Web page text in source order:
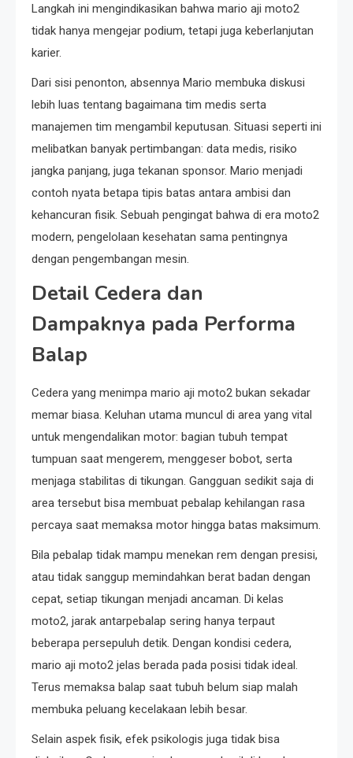
Langkah ini mengindikasikan bahwa mario aji moto2
tidak hanya mengejar podium, tetapi juga keberlanjutan
karier.
Dari sisi penonton, absennya Mario membuka diskusi
lebih luas tentang bagaimana tim medis serta
manajemen tim mengambil keputusan. Situasi seperti ini
melibatkan banyak pertimbangan: data medis, risiko
jangka panjang, juga tekanan sponsor. Mario menjadi
contoh nyata betapa tipis batas antara ambisi dan
kehancuran fisik. Sebuah pengingat bahwa di era moto2
modern, pengelolaan kesehatan sama pentingnya
dengan pengembangan mesin.
Detail Cedera dan
Dampaknya pada Performa
Balap
Cedera yang menimpa mario aji moto2 bukan sekadar
memar biasa. Keluhan utama muncul di area yang vital
untuk mengendalikan motor: bagian tubuh tempat
tumpuan saat mengerem, menggeser bobot, serta
menjaga stabilitas di tikungan. Gangguan sedikit saja di
area tersebut bisa membuat pebalap kehilangan rasa
percaya saat memaksa motor hingga batas maksimum.
Bila pebalap tidak mampu menekan rem dengan presisi,
atau tidak sanggup memindahkan berat badan dengan
cepat, setiap tikungan menjadi ancaman. Di kelas
moto2, jarak antarpebalap sering hanya terpaut
beberapa persepuluh detik. Dengan kondisi cedera,
mario aji moto2 jelas berada pada posisi tidak ideal.
Terus memaksa balap saat tubuh belum siap malah
membuka peluang kecelakaan lebih besar.
Selain aspek fisik, efek psikologis juga tidak bisa